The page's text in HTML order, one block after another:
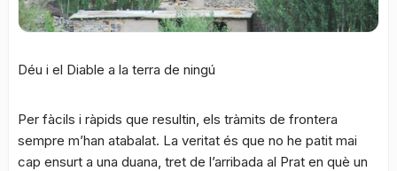
Déu i el Diable a la terra de ningú
Per fàcils i ràpids que resultin, els tràmits de frontera
sempre m’han atabalat. La veritat és que no he patit mai
cap ensurt a una duana, tret de l’arribada al Prat en què un